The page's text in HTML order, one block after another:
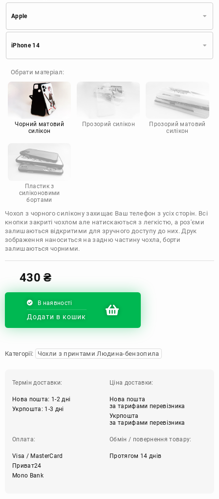
Apple
Apple
Huawei
TECNO
Google
Doogee
Infinix
Sony
Motorola
iPhone 14
Обрати матеріал:
Чорний матовий
силікон
Прозорий силікон
Прозорий матовий
силікон
Пластик з
силіконовими
бортами
Чохол з чорного силікону захищає Ваш телефон з усіх сторін. Всі
кнопки закриті чохлом але натискаються з легкістю, а роз'єми
залишаються відкритими для зручного доступу до них. Друк
зображення наноситься на задню частину чохла, борти
залишаються чорними.
430₴
В наявності
Додати в кошик
Категорії: Чохли з принтами Людина-бензопила
Термін доставки:
Нова пошта: 1-2 дні
Укрпошта: 1-3 дні
Ціна доставки:
Нова пошта
за тарифами перевізника
Укрпошта
за тарифами перевізника
Оплата:
Visa / MasterCard
Приват24
Mono Bank
Обмін / повернення товару:
Протягом 14 днів